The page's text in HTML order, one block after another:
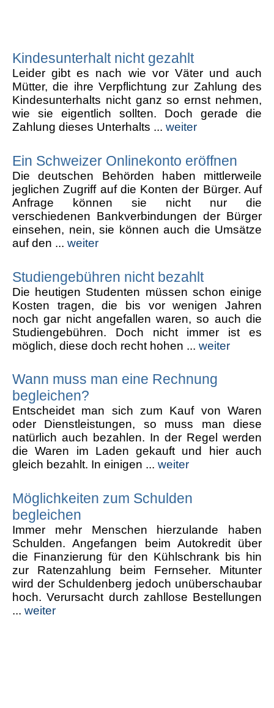
Kindesunterhalt nicht gezahlt
Leider gibt es nach wie vor Väter und auch
Mütter, die ihre Verpflichtung zur Zahlung des
Kindesunterhalts nicht ganz so ernst nehmen,
wie sie eigentlich sollten. Doch gerade die
Zahlung dieses Unterhalts ... weiter
Ein Schweizer Onlinekonto eröffnen
Die deutschen Behörden haben mittlerweile
jeglichen Zugriff auf die Konten der Bürger. Auf
Anfrage können sie nicht nur die
verschiedenen Bankverbindungen der Bürger
einsehen, nein, sie können auch die Umsätze
auf den ... weiter
Studiengebühren nicht bezahlt
Die heutigen Studenten müssen schon einige
Kosten tragen, die bis vor wenigen Jahren
noch gar nicht angefallen waren, so auch die
Studiengebühren. Doch nicht immer ist es
möglich, diese doch recht hohen ... weiter
Wann muss man eine Rechnung
begleichen?
Entscheidet man sich zum Kauf von Waren
oder Dienstleistungen, so muss man diese
natürlich auch bezahlen. In der Regel werden
die Waren im Laden gekauft und hier auch
gleich bezahlt. In einigen ... weiter
Möglichkeiten zum Schulden
begleichen
Immer mehr Menschen hierzulande haben
Schulden. Angefangen beim Autokredit über
die Finanzierung für den Kühlschrank bis hin
zur Ratenzahlung beim Fernseher. Mitunter
wird der Schuldenberg jedoch unüberschaubar
hoch. Verursacht durch zahllose Bestellungen
... weiter